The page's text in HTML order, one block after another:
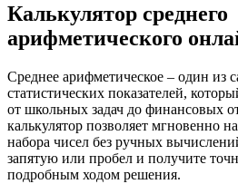
Калькулятор среднего
арифметического
Среднее арифметическое – один из
статистических показателей,
от школьных задач до финансовых
калькулятор позволяет мгновенно
набора чисел без ручных
запятую или пробел и получите
подробным ходом решения.